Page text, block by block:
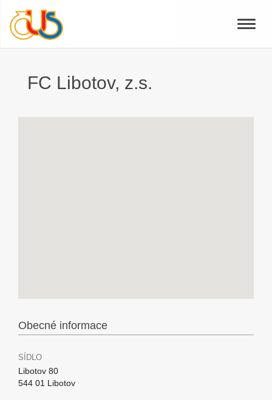
Toggle
FC Libotov, z.s.
Obecné informace
SÍDLO
Libotov 80
544 01 Libotov